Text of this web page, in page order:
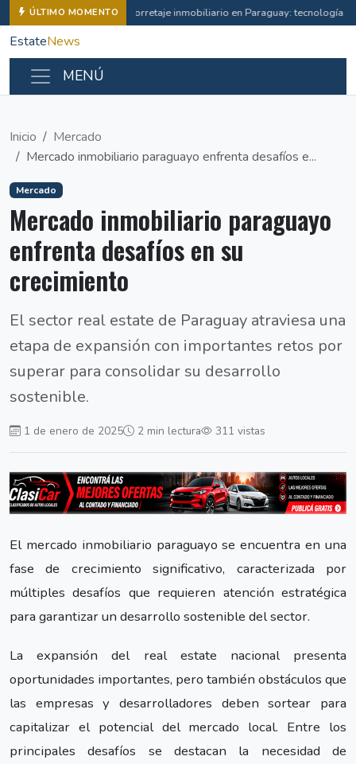
ÚLTIMO MOMENTO Corretaje inmobiliario en Paraguay: tecnología
EstateNews
MENÚ
Inicio
Mercado
Mercado inmobiliario paraguayo enfrenta desafíos e...
Mercado
Mercado inmobiliario paraguayo
enfrenta desafíos en su
crecimiento
El sector real estate de Paraguay atraviesa una
etapa de expansión con importantes retos por
superar para consolidar su desarrollo
sostenible.
1 de enero de 2025 2 min lectura 311 vistas
El mercado inmobiliario paraguayo se encuentra en una
fase de crecimiento significativo, caracterizada por
múltiples desafíos que requieren atención estratégica
para garantizar un desarrollo sostenible del sector.
La expansión del real estate nacional presenta
oportunidades importantes, pero también obstáculos que
las empresas y desarrolladores deben sortear para
capitalizar el potencial del mercado local. Entre los
principales desafíos se destacan la necesidad de